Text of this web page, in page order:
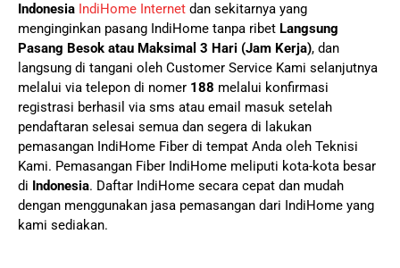
Indonesia IndiHome Internet dan sekitarnya yang
menginginkan pasang IndiHome tanpa ribet Langsung
Pasang Besok atau Maksimal 3 Hari (Jam Kerja), dan
langsung di tangani oleh Customer Service Kami selanjutnya
melalui via telepon di nomer 188 melalui konfirmasi
registrasi berhasil via sms atau email masuk setelah
pendaftaran selesai semua dan segera di lakukan
pemasangan IndiHome Fiber di tempat Anda oleh Teknisi
Kami. Pemasangan Fiber IndiHome meliputi kota-kota besar
di Indonesia. Daftar IndiHome secara cepat dan mudah
dengan menggunakan jasa pemasangan dari IndiHome yang
kami sediakan.